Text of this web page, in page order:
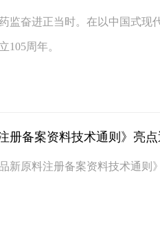
监奋进正当时。在以中国式现
105周年。
册备案资料技术通则》亮
新原料注册备案资料技术通则